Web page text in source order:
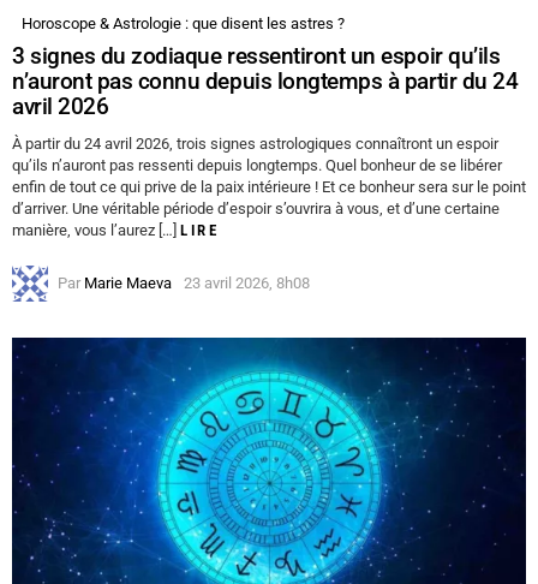
Horoscope & Astrologie : que disent les astres ?
3 signes du zodiaque ressentiront un espoir qu’ils
n’auront pas connu depuis longtemps à partir du 24
avril 2026
À partir du 24 avril 2026, trois signes astrologiques connaîtront un espoir
qu’ils n’auront pas ressenti depuis longtemps. Quel bonheur de se libérer
enfin de tout ce qui prive de la paix intérieure ! Et ce bonheur sera sur le point
d’arriver. Une véritable période d’espoir s’ouvrira à vous, et d’une certaine
manière, vous l’aurez […] LIRE
Par Marie Maeva 23 avril 2026, 8h08